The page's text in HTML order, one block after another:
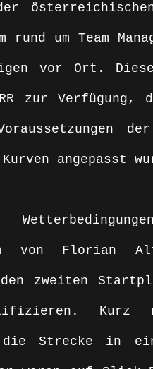
der
rund um Team
vor Ort.
RR zur
Kurven angepasst
von Florian
zweiten
Kurz
Strecke in